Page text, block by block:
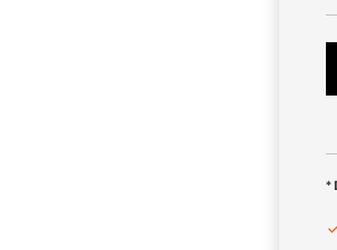
*